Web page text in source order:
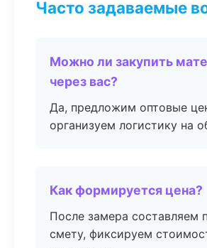
Часто задаваемые
Можно ли закупить
через вас?
Да, предложим оптовые
организуем логистику на
Как формируется цена?
После замера составляем
смету, фиксируем